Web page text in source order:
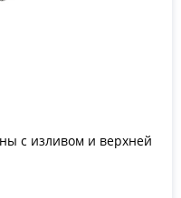
с изливом и верхней